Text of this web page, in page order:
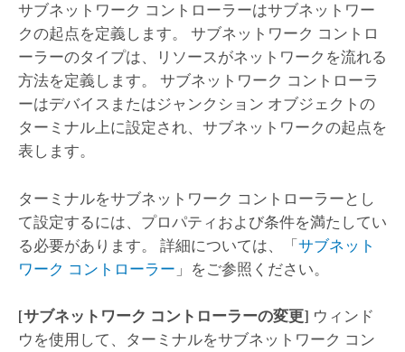
サブネットワーク コントローラーはサブネットワー
クの起点を定義します。 サブネットワーク コントロ
ーラーのタイプは、リソースがネットワークを流れる
方法を定義します。 サブネットワーク コントローラ
ーはデバイスまたはジャンクション オブジェクトの
ターミナル上に設定され、サブネットワークの起点を
表します。
ターミナルをサブネットワーク コントローラーとし
て設定するには、プロパティおよび条件を満たしてい
る必要があります。 詳細については、「サブネット
ワーク コントローラー 」をご参照ください。
[サブネットワーク コントローラーの変更] ウィンド
ウを使用して、ターミナルをサブネットワーク コン